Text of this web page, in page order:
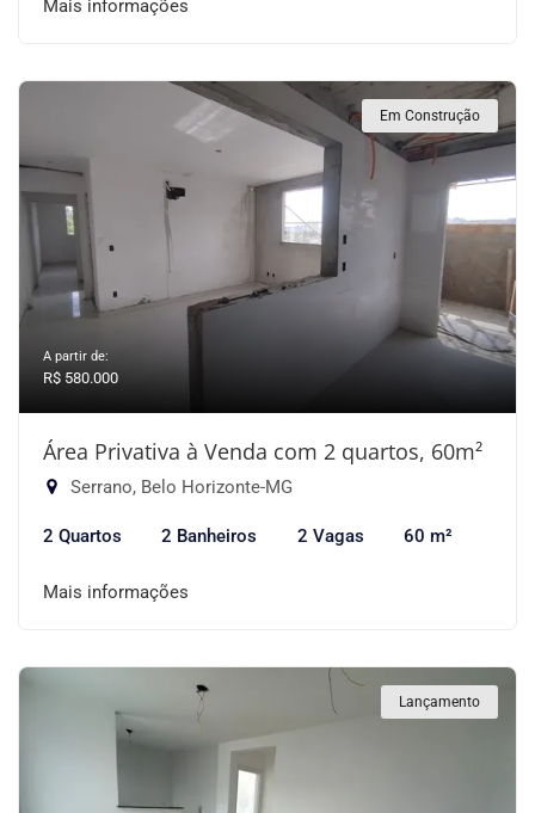
Mais informações
Em Construção
A partir de:
R$ 580.000
Área Privativa à Venda com 2 quartos, 60m²
Serrano, Belo Horizonte-MG
2 Quartos 2 Banheiros 2 Vagas 60 m²
Mais informações
Lançamento